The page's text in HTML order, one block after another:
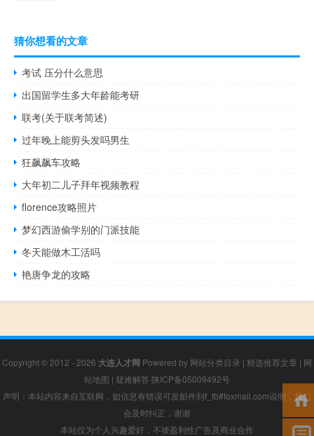
猜你想看的文章
考试 压分什么意思
出国留学生多大年龄能考研
联考(关于联考简述)
过年晚上能剪头发吗男生
狂飙飙车攻略
大年初二儿子拜年视频教程
florence攻略照片
梦幻西游偷学别的门派技能
冬天能做木工活吗
艳唐争龙的攻略
Copyright © 2012 - 2026 大连人才网 Powered by 网站分类目录 | 精选推荐文章 | 网
站地图 | 疑难解答 陕ICP备05009492号
声明：本站内容来自互联网，如信息有错误可发邮件到f_fb#foxmail.com说明，我们
会及时纠正，谢谢
本站仅为个人兴趣爱好，不接盈利性广告及商业合作